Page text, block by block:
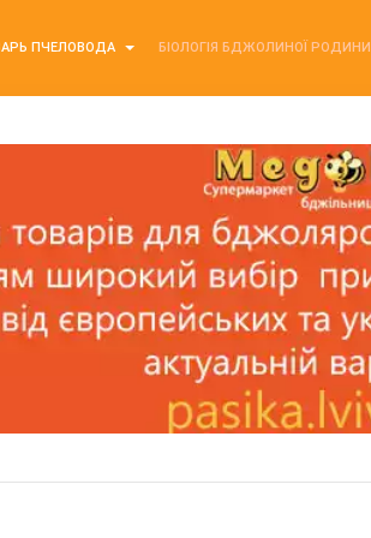
ПЧЕЛОВОДА БІОЛОГІЯ БДЖОЛИНОЇ РОДИНИ